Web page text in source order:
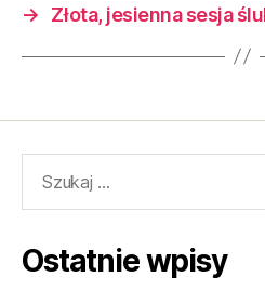
→
Złota, jesienna sesja
Ostatnie wpisy